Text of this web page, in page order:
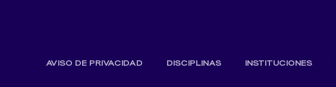
AVISO DE PRIVACIDAD DISCIPLINAS INSTITUCIONES